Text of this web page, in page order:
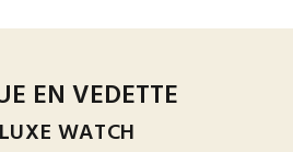
EN VEDETTE
WATCH